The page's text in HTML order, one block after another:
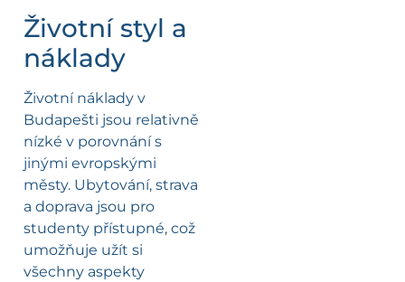
Životní styl a
náklady
Životní náklady v
Budapešti jsou relativně
nízké v porovnání s
jinými evropskými
městy. Ubytování, strava
a doprava jsou pro
studenty přístupné, což
umožňuje užít si
všechny aspekty